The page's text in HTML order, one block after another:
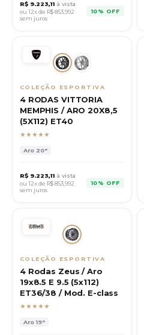
R$ 9.223,11 à vista
ou 12x de R$853,992
sem juros
10% OFF
COLEÇÃO ESPORTIVA
4 RODAS VITTORIA
MEMPHIS / ARO 20X8,5
(5X112) ET40
★★★★★
Aro 20"
R$ 9.223,11 à vista
ou 12x de R$853,992
sem juros
10% OFF
COLEÇÃO ESPORTIVA
4 Rodas Zeus / Aro
19x8.5 E 9.5 (5x112)
ET36/38 / Mod. E-class
★★★★★
Aro19"